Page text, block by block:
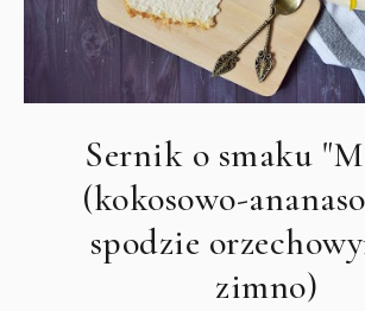
Sernik o smaku
(kokosowo-
spodzie
zimno)